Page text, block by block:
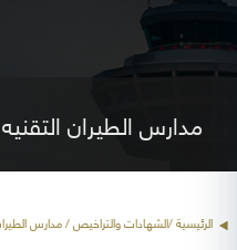
مدارس الطيران التقنيه
الرئيسية /الشهادات والتراخيص/ مدارس